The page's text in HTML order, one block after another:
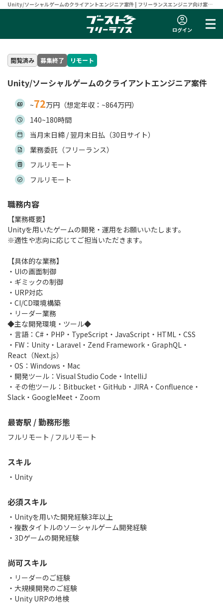
Unity/ソーシャルゲームのクライアントエンジニア案件 | フリーランスエンジニア向け案件
ログイン
閲覧済み 募集終了 リモート
Unity/ソーシャルゲームのクライアントエンジニア案件
~72万円（想定年収：~864万円）
140~180時間
当月末日締 / 翌月末日払（30日サイト）
業務委託（フリーランス）
フルリモート
フルリモート
職務内容
【業務概要】
Unityを用いたゲームの開発・運用をお願いいたします。
※適性や志向に応じてご担当いただきます。
【具体的な業務】
・UIの画面制御
・ギミックの制御
・URP対応
・CI/CD環境構築
・リーダー業務
◆主な開発環境・ツール◆
・言語：C#・PHP・TypeScript・JavaScript・HTML・CSS
・FW：Unity・Laravel・Zend Framework・GraphQL・
React（Next.js）
・OS：Windows・Mac
・開発ツール：Visual Studio Code・IntelliJ
・その他ツール：Bitbucket・GitHub・JIRA・Confluence・
Slack・GoogleMeet・Zoom
最寄駅 / 勤務形態
フルリモート / フルリモート
スキル
Unity
必須スキル
・Unityを用いた開発経験3年以上
・複数タイトルのソーシャルゲーム開発経験
・3Dゲームの開発経験
尚可スキル
・リーダーのご経験
・大規模開発のご経験
・Unity URPの地検